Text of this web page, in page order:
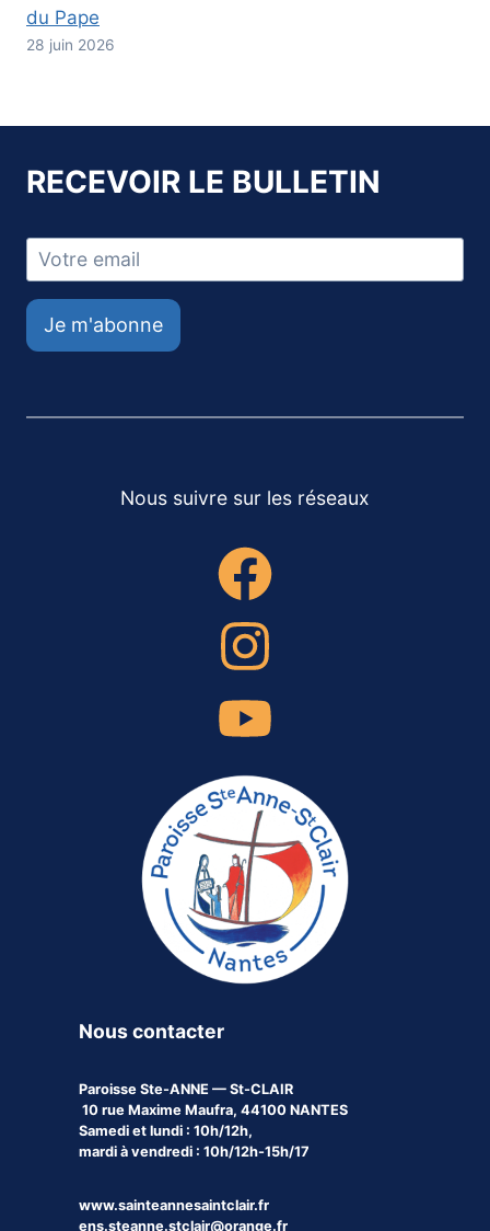
du Pape
28 juin 2026
RECEVOIR LE BULLETIN
Je m'abonne
Nous suivre sur les réseaux
Nous contacter
Paroisse Ste-ANNE — St-CLAIR
10 rue Maxime Maufra, 44100 NANTES
Samedi et lundi : 10h/12h,
mardi à vendredi : 10h/12h-15h/17
www.sainteannesaintclair.fr
ens.steanne.stclair@orange.fr